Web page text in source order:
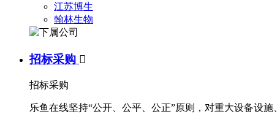
江苏博生
翰林生物
招标采购 
招标采购
乐鱼在线坚持“公开、公平、公正”原则，对重大设备设